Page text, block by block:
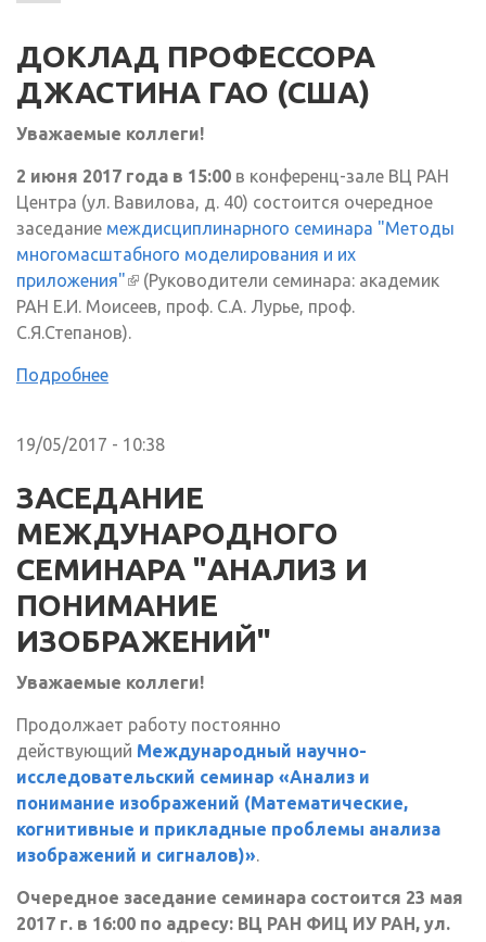
ДОКЛАД ПРОФЕССОРА
ДЖАСТИНА ГАО (США)
Уважаемые коллеги!
2 июня 2017 года в 15:00 в конференц-зале ВЦ РАН
Центра (ул. Вавилова, д. 40) состоится очередное
заседание междисциплинарного семинара "Методы
многомасштабного моделирования и их
приложения"(внешняя ссылка)
(Руководители семинара: академик
РАН Е.И. Моисеев, проф. С.А. Лурье, проф.
С.Я.Степанов).
Подробнее
19/05/2017 - 10:38
ЗАСЕДАНИЕ
МЕЖДУНАРОДНОГО
СЕМИНАРА "АНАЛИЗ И
ПОНИМАНИЕ
ИЗОБРАЖЕНИЙ"
Уважаемые коллеги!
Продолжает работу постоянно
действующий Международный научно-
исследовательский семинар «Анализ и
понимание изображений (Математические,
когнитивные и прикладные проблемы анализа
изображений и сигналов)».
Очередное заседание семинара состоится 23 мая
2017 г. в 16:00 по адресу: ВЦ РАН ФИЦ ИУ РАН, ул.